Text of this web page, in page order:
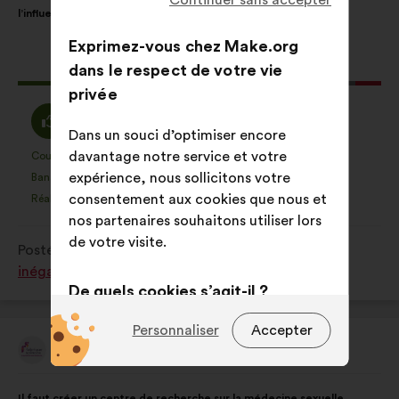
la
proposition
l’influence des stéréotypes.
Cette
récolté
:
514 votes
répartition
D'accord
:
proposition
qualifiée
en
Coup de cœur
: 70
fois
Banalité
: 33
fois
Réaliste
: 142
fois
neutre
:
a
:
Pas d'avis
:fois
Pas compris
:fois
Indifférent
:fois
Postée dans Comment lutter contre toutes les
inégalités subies par les femmes ?
PropositionFabrique Spinoza
Exprimez-vous chez Make.org
dans le respect de votre vie
privée
Dans un souci d’optimiser encore
davantage notre service et votre
expérience, nous sollicitons votre
consentement aux cookies que nous et
nos partenaires souhaitons utiliser lors
de votre visite.
De quels cookies s’agit-il ?
Techniques :des cookies
indispensables pour faire
fonctionner le site
Accepter
Personnaliser